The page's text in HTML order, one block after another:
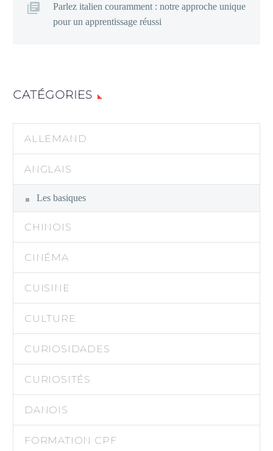
Parlez italien couramment : notre approche unique
pour un apprentissage réussi
CATÉGORIES
ALLEMAND
ANGLAIS
Les basiques
CHINOIS
CINÉMA
CUISINE
CULTURE
CURIOSIDADES
CURIOSITÉS
DANOIS
FORMATION CPF